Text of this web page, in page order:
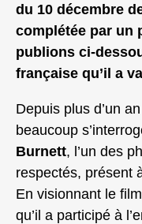
du 10 décembre
complétée par un
publions ci-
française qu’il a
Depuis plus d’un
beaucoup
Burnett, l’un des
respectés, présent
En visionnant le
qu’il a participé à